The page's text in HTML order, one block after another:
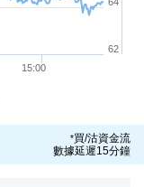
*買/沽資金流
數據延遲15分鐘